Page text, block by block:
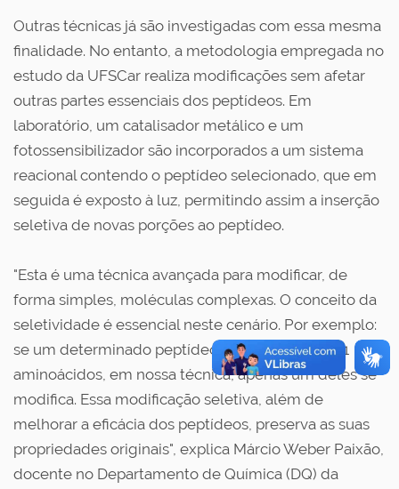
Outras técnicas já são investigadas com essa mesma
finalidade. No entanto, a metodologia empregada no
estudo da UFSCar realiza modificações sem afetar
outras partes essenciais dos peptídeos. Em
laboratório, um catalisador metálico e um
fotossensibilizador são incorporados a um sistema
reacional contendo o peptídeo selecionado, que em
seguida é exposto à luz, permitindo assim a inserção
seletiva de novas porções ao peptídeo.
"Esta é uma técnica avançada para modificar, de
forma simples, moléculas complexas. O conceito da
seletividade é essencial neste cenário. Por exemplo:
se um determinado peptídeo é composto por 21
aminoácidos, em nossa técnica, apenas um deles se
modifica. Essa modificação seletiva, além de
melhorar a eficácia dos peptídeos, preserva as suas
propriedades originais", explica Márcio Weber Paixão,
docente no Departamento de Química (DQ) da